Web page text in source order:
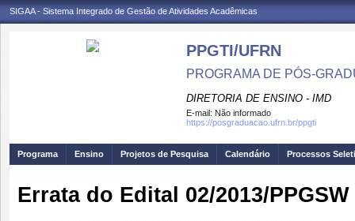
SIGAA - Sistema Integrado de Gestão de Atividades Acadêmicas
PPGTI/UFRN
PROGRAMA DE PÓS-
DIRETORIA DE ENSINO - IMD
E-mail: Não informado
https://posgraduacao.ufrn.br/ppgti
Programa Ensino Projetos de Pesquisa Calendário Processos
Errata do Edital 02/2013/PPGSW